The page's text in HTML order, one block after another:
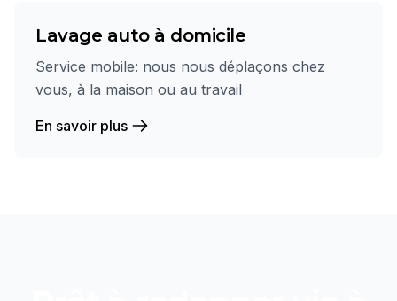
Lavage auto à domicile
Service mobile: nous nous déplaçons chez
vous, à la maison ou au travail
En savoir plus